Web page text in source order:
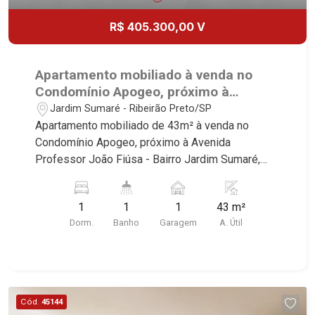
R$ 405.300,00 V
Apartamento mobiliado à venda no
Condomínio Apogeo, próximo à
Avenida Professor João Fiúsa -
Ribeirão Preto/SP.
Jardim Sumaré - Ribeirão Preto/SP
Apartamento mobiliado de 43m² à venda no
Condomínio Apogeo, próximo à Avenida
Professor João Fiúsa - Bairro Jardim Sumaré,
deste imóvel que a Martinelli Imobiliária
selecionou para você: - 43m² de área útil - 1 suíte
com armários e ar-condicionado - Sala 2
imobiliário desde 2000. Especialistas em Venda,
Locação e Lançamentos! Avenida João Fiúsa,
1
Dorm.
1
Banho
1
Garagem
43 m²
A. Útil
Cód. 45144